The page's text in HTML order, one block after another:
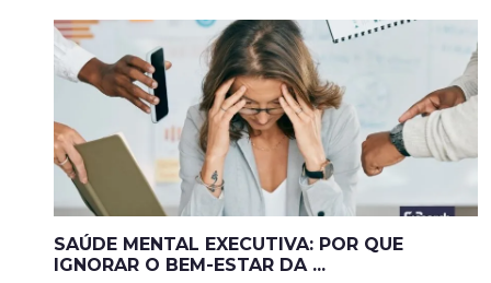
SAÚDE MENTAL EXECUTIVA: POR QUE
IGNORAR O BEM-ESTAR DA ...